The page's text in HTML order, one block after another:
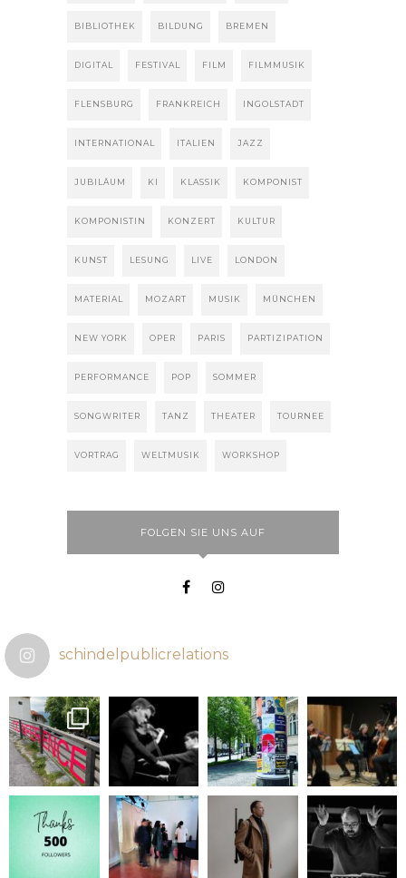
BIBLIOTHEK BILDUNG BREMEN
DIGITAL FESTIVAL FILM FILMMUSIK
FLENSBURG FRANKREICH INGOLSTADT
INTERNATIONAL ITALIEN JAZZ
JUBILÄUM KI KLASSIK KOMPONIST
KOMPONISTIN KONZERT KULTUR
KUNST LESUNG LIVE LONDON
MATERIAL MOZART MUSIK MÜNCHEN
NEW YORK OPER PARIS PARTIZIPATION
PERFORMANCE POP SOMMER
SONGWRITER TANZ THEATER TOURNEE
VORTRAG WELTMUSIK WORKSHOP
FOLGEN SIE UNS AUF
schindelpublicrelations